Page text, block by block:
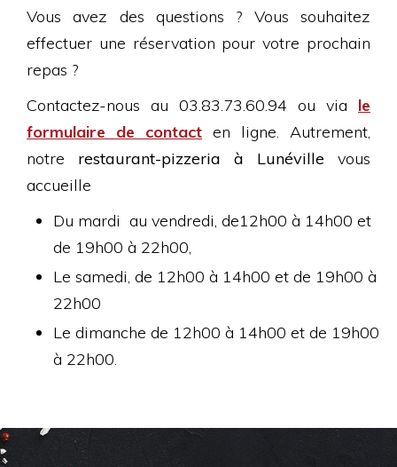
Vous avez des questions ? Vous souhaitez
effectuer une réservation pour votre prochain
repas ?
Contactez-nous au 03.83.73.60.94 ou via le
formulaire de contact en ligne. Autrement,
notre restaurant-pizzeria à Lunéville vous
accueille
Du mardi au vendredi, de12h00 à 14h00 et
de 19h00 à 22h00,
Le samedi, de 12h00 à 14h00 et de 19h00 à
22h00
Le dimanche de 12h00 à 14h00 et de 19h00
à 22h00.